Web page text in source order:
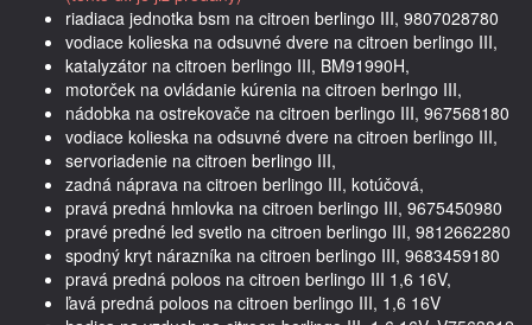
riadiaca jednotka bsm na citroen berlingo III, 9807028780
vodiace kolieska na odsuvné dvere na citroen berlingo III,
katalyzátor na citroen berlingo III, BM91990H,
motorček na ovládanie kúrenia na citroen berlngo III,
nádobka na ostrekovače na citroen berlingo III, 967568180
vodiace kolieska na odsuvné dvere na citroen berlingo III,
servoriadenie na citroen berlingo III,
zadná náprava na citroen berlingo III, kotúčová,
pravá predná hmlovka na citroen berlingo III, 9675450980
pravé predné led svetlo na citroen berlingo III, 9812662280
spodný kryt nárazníka na citroen berlingo III, 9683459180
pravá predná poloos na citroen berlingo III 1,6 16V,
ľavá predná poloos na citroen berlingo III, 1,6 16V